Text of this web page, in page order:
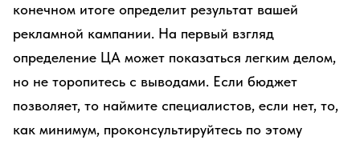
конечном итоге определит результат вашей
рекламной кампании. На первый взгляд
определение ЦА может показаться легким делом,
но не торопитесь с выводами. Если бюджет
позволяет, то наймите специалистов, если нет, то,
как минимум, проконсультируйтесь по этому